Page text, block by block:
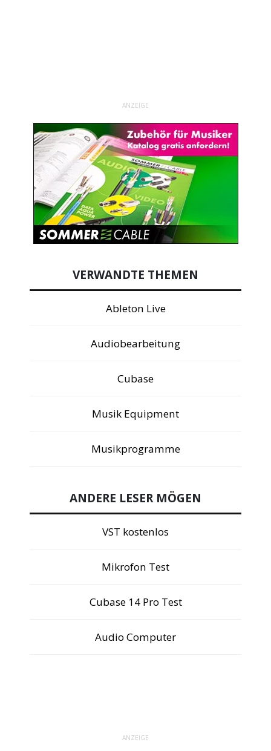
ANZEIGE
VERWANDTE THEMEN
Ableton Live
Audiobearbeitung
Cubase
Musik Equipment
Musikprogramme
ANDERE LESER MÖGEN
VST kostenlos
Mikrofon Test
Cubase 14 Pro Test
Audio Computer
ANZEIGE